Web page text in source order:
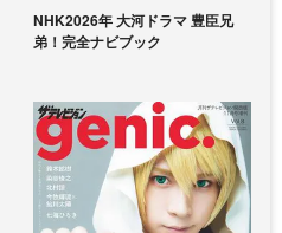
NHK2026年 大河ドラマ 豊臣兄
弟！完全ナビブック